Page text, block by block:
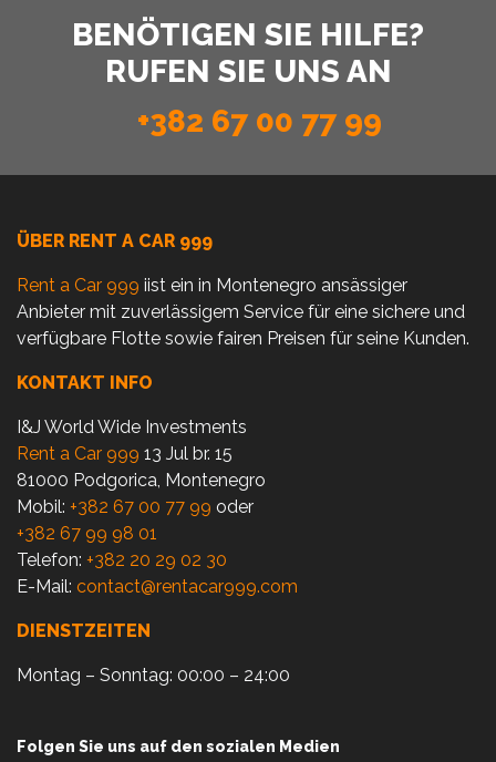
BENÖTIGEN SIE HILFE?
RUFEN SIE UNS AN
+382 67 00 77 99
ÜBER RENT A CAR 999
Rent a Car 999 iist ein in Montenegro ansässiger
Anbieter mit zuverlässigem Service für eine sichere und
verfügbare Flotte sowie fairen Preisen für seine Kunden.
KONTAKT INFO
I&J World Wide Investments
Rent a Car 999 13 Jul br. 15
81000 Podgorica, Montenegro
Mobil: +382 67 00 77 99 oder
+382 67 99 98 01
Telefon: +382 20 29 02 30
E-Mail: contact@rentacar999.com
DIENSTZEITEN
Montag – Sonntag: 00:00 – 24:00
Folgen Sie uns auf den sozialen Medien